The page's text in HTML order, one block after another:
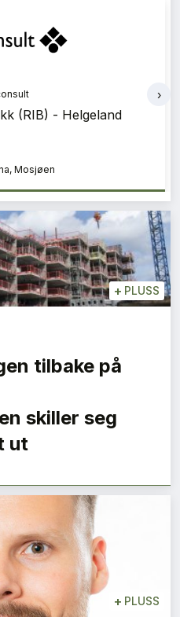
(PA) - Helgeland
Mosjøen
›
+ PLUSS
tilbake på
skiller seg
ut
+ PLUSS